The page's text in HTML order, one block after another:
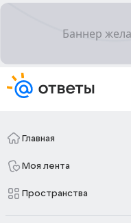
Главная
Моя лента
Пространства